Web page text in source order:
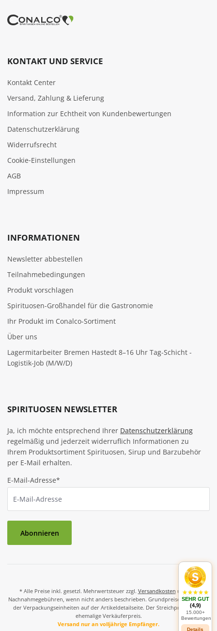
KONTAKT UND SERVICE
Kontakt Center
Versand, Zahlung & Lieferung
Information zur Echtheit von Kundenbewertungen
Datenschutzerklärung
Widerrufsrecht
Cookie‑Einstellungen
AGB
Impressum
INFORMATIONEN
Newsletter abbestellen
Teilnahmebedingungen
Produkt vorschlagen
Spirituosen-Großhandel für die Gastronomie
Ihr Produkt im Conalco-Sortiment
Über uns
Lagermitarbeiter Bremen Hastedt 8–16 Uhr Tag-Schicht -
Logistik-Job (M/W/D)
SPIRITUOSEN NEWSLETTER
Ja, ich möchte entsprechend Ihrer Datenschutzerklärung
regelmäßig und jederzeit widerruflich Informationen zu
Ihrem Produktsortiment Spirituosen, Sirup und Barzubehör
per E-Mail erhalten.
E-Mail-Adresse*
Abonnieren
* Alle Preise inkl. gesetzl. Mehrwertsteuer zzgl. Versandkosten und ggf.
Nachnahmegebühren, wenn nicht anders beschrieben. Grundpreise und Preise
der Verpackungseinheiten auf der Artikeldetailseite. Der Streichpreis ist der
ehemalige Verkäuferpreis.
Versand nur an volljährige Empfänger.
SEHR GUT
(4,9)
15.000+
Bewertungen
Details